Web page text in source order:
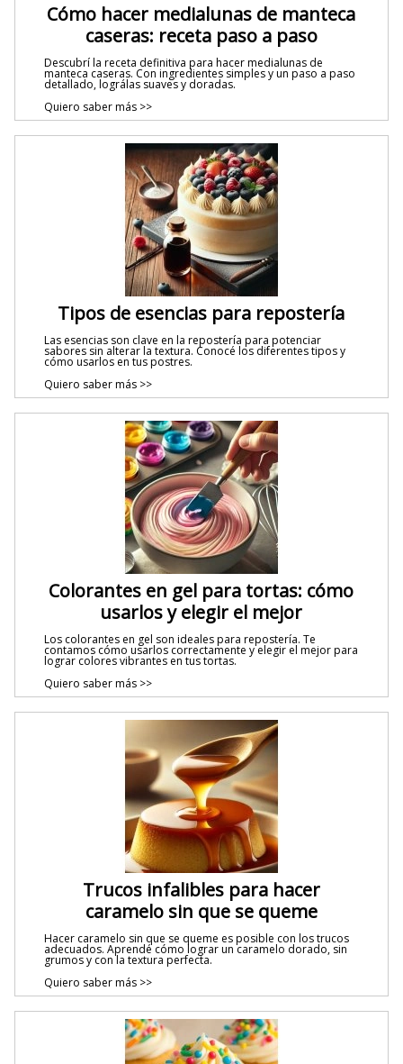
Cómo hacer medialunas de manteca
caseras: receta paso a paso
Descubrí la receta definitiva para hacer medialunas de
manteca caseras. Con ingredientes simples y un paso a paso
detallado, lográlas suaves y doradas.
Quiero saber más >>
Tipos de esencias para repostería
Las esencias son clave en la repostería para potenciar
sabores sin alterar la textura. Conocé los diferentes tipos y
cómo usarlos en tus postres.
Quiero saber más >>
Colorantes en gel para tortas: cómo
usarlos y elegir el mejor
Los colorantes en gel son ideales para repostería. Te
contamos cómo usarlos correctamente y elegir el mejor para
lograr colores vibrantes en tus tortas.
Quiero saber más >>
Trucos infalibles para hacer
caramelo sin que se queme
Hacer caramelo sin que se queme es posible con los trucos
adecuados. Aprendé cómo lograr un caramelo dorado, sin
grumos y con la textura perfecta.
Quiero saber más >>